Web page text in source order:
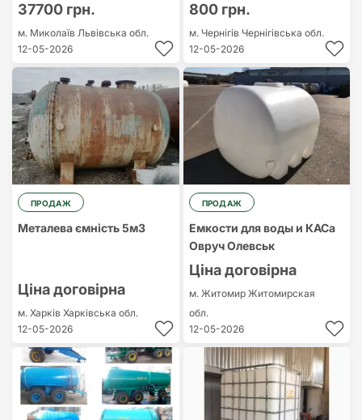
37700 грн.
м. Миколаїв Львівська обл.
12-05-2026
800 грн.
м. Чернігів Чернігівська обл.
12-05-2026
ПРОДАЖ
Металева ємність 5м3
Ціна договірна
м. Харків Харківська обл.
12-05-2026
ПРОДАЖ
Емкости для воды и КАСа
Овруч Олевськ
Ціна договірна
м. Житомир Житомирская
обл.
12-05-2026